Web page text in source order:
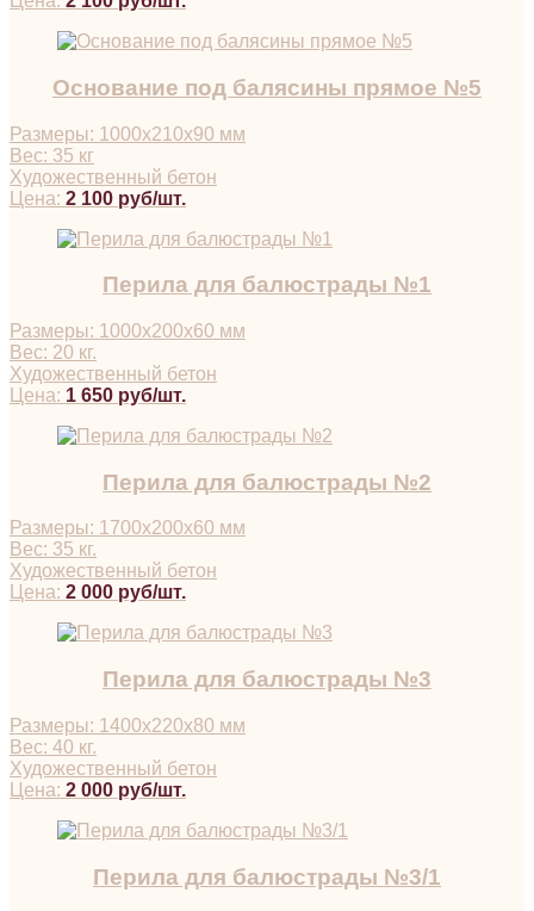
Основание под балясины прямое №5
Размеры: 1000х210х90 мм
Вес: 35 кг
Художественный бетон
Цена: 2 100 руб/шт.
Перила для балюстрады №1
Размеры: 1000х200х60 мм
Вес: 20 кг.
Художественный бетон
Цена: 1 650 руб/шт.
Перила для балюстрады №2
Размеры: 1700х200х60 мм
Вес: 35 кг.
Художественный бетон
Цена: 2 000 руб/шт.
Перила для балюстрады №3
Размеры: 1400х220х80 мм
Вес: 40 кг.
Художественный бетон
Цена: 2 000 руб/шт.
Перила для балюстрады №3/1